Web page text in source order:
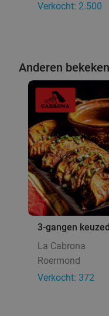
Verkocht: 2.500
Anderen
3-gangen
La Cabrona
Roermond
Verkocht: 372